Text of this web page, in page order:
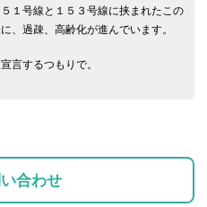
１号線と１５３号線に挟まれたこの
、過疎、高齢化が進んでいます。
言するつもりで。
合わせ